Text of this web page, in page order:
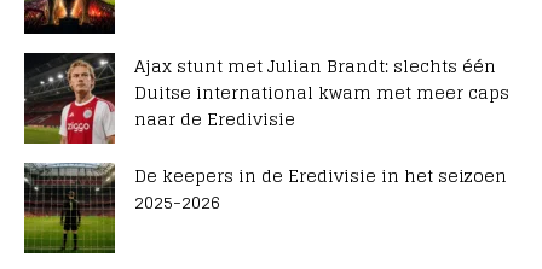
Ajax stunt met Julian Brandt: slechts één
Duitse international kwam met meer caps
naar de Eredivisie
De keepers in de Eredivisie in het seizoen
2025-2026